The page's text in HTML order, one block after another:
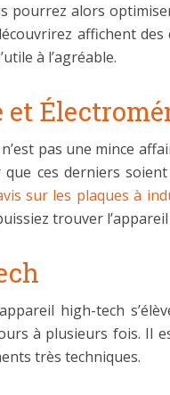
pourrez alors
affichent
à l’agréable.
et
pas une mince
que ces derniers
sur les plaques à
trouver
high-tech
à plusieurs fois. Il
très techniques.